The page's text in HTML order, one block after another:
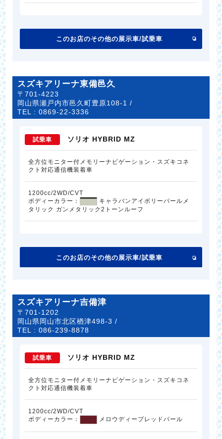
このお店のその他の展示車/試乗車
スズキアリーナ東備邑久
〒701-4223
岡山県瀬戸内市邑久町豊原108-1 /
TEL :0869-22-3336
試乗車 ソリオ HYBRID MZ
全方位モニター付メモリーナビゲーション・スズキコネ
クト対応通信機装着車
1200cc/2WD/CVT
ボディーカラー：
キャラバンアイボリーパールメ
タリック ガンメタリック2トーンルーフ
このお店のその他の展示車/試乗車
スズキアリーナ吉備津
〒701-1202
岡山県岡山市北区楢津498-3 /
TEL :086-239-8878
試乗車 ソリオ HYBRID MZ
全方位モニター付メモリーナビゲーション・スズキコネ
クト対応通信機装着車
1200cc/2WD/CVT
ボディーカラー：
メロウディープレッドパール